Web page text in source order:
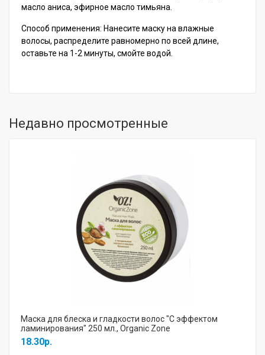
масло аниса, эфирное масло тимьяна.
Способ применения: Нанесите маску на влажные
волосы, распределите равномерно по всей длине,
оставьте на 1-2 минуты, смойте водой.
Недавно просмотренные
Маска для блеска и гладкости волос "С эффектом
ламинирования" 250 мл., Organic Zone
18.30р.